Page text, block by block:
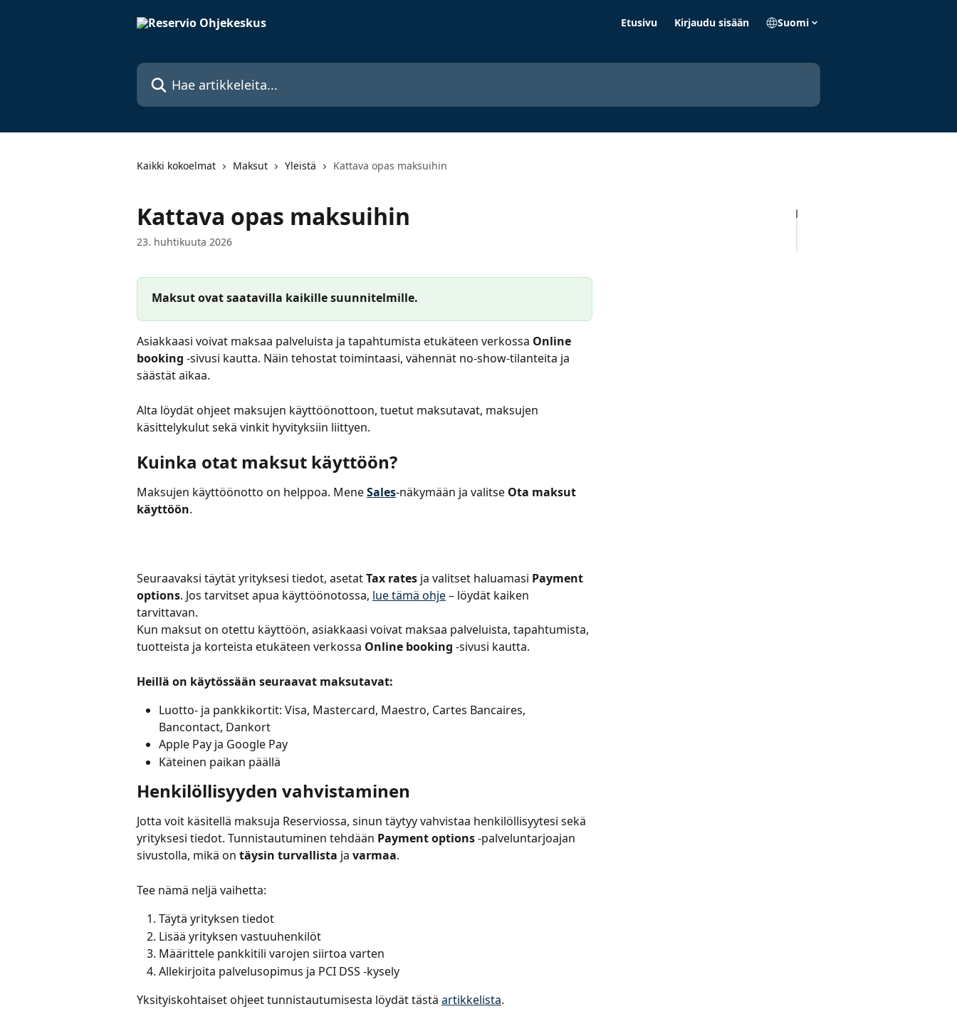
Etusivu Kirjaudu sisään Suomi
Hae artikkeleita...
Kaikki kokoelmat Maksut Yleistä Kattava opas maksuihin
Kattava opas maksuihin
23. huhtikuuta 2026
Maksut ovat saatavilla kaikille suunnitelmille.
Asiakkaasi voivat maksaa palveluista ja tapahtumista etukäteen verkossa Online
booking -sivusi kautta. Näin tehostat toimintaasi, vähennät no-show-tilanteita ja
säästät aikaa.
Alta löydät ohjeet maksujen käyttöönottoon, tuetut maksutavat, maksujen
käsittelykulut sekä vinkit hyvityksiin liittyen.
Kuinka otat maksut käyttöön?
Maksujen käyttöönotto on helppoa. Mene Sales-näkymään ja valitse Ota maksut
käyttöön.
Seuraavaksi täytät yrityksesi tiedot, asetat Tax rates ja valitset haluamasi Payment
options. Jos tarvitset apua käyttöönotossa, lue tämä ohje – löydät kaiken
tarvittavan.
Kun maksut on otettu käyttöön, asiakkaasi voivat maksaa palveluista, tapahtumista,
tuotteista ja korteista etukäteen verkossa Online booking -sivusi kautta.
Heillä on käytössään seuraavat maksutavat:
Luotto- ja pankkikortit: Visa, Mastercard, Maestro, Cartes Bancaires,
Bancontact, Dankort
Apple Pay ja Google Pay
Käteinen paikan päällä
Henkilöllisyyden vahvistaminen
Jotta voit käsitellä maksuja Reserviossa, sinun täytyy vahvistaa henkilöllisyytesi sekä
yrityksesi tiedot. Tunnistautuminen tehdään Payment options -palveluntarjoajan
sivustolla, mikä on täysin turvallista ja varmaa.
Tee nämä neljä vaihetta:
Täytä yrityksen tiedot
Lisää yrityksen vastuuhenkilöt
Määrittele pankkitili varojen siirtoa varten
Allekirjoita palvelusopimus ja PCI DSS -kysely
Yksityiskohtaiset ohjeet tunnistautumisesta löydät tästä artikkelista.